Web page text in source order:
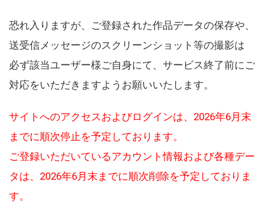
恐れ入りますが、ご登録された作品データの保存や、
送受信メッセージのスクリーンショット等の撮影は
必ず該当ユーザー様ご自身にて、サービス終了前にご
対応をいただきますようお願いいたします。
サイトへのアクセスおよびログインは、2026年6月末
までに順次停止を予定しております。
ご登録いただいているアカウント情報および各種デー
タは、2026年6月末までに順次削除を予定しておりま
す。